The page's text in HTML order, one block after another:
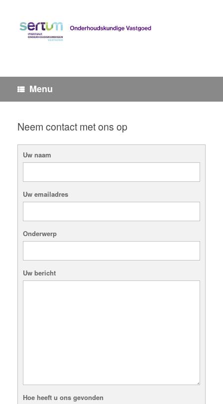
Menu
Neem contact met ons op
Uw naam
Uw emailadres
Onderwerp
Uw bericht
Hoe heeft u ons gevonden